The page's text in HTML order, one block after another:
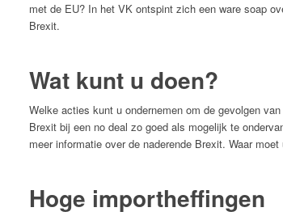
met de EU? In het VK ontspint zich een ware soap
Brexit.
Wat kunt u doen?
Welke acties kunt u ondernemen om de gevolgen
Brexit bij een no deal zo goed als mogelijk te
meer informatie over de naderende Brexit. Waar
Hoge importheffingen